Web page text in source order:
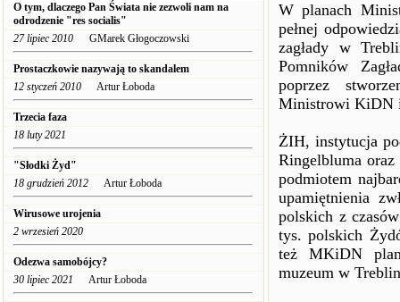
O tym, dlaczego Pan Świata nie zezwoli nam na
odrodzenie "res socialis"
27 lipiec 2010 GMarek Głogoczowski
Prostaczkowie nazywają to skandalem
12 styczeń 2010 Artur Łoboda
Trzecia faza
18 luty 2021
"Słodki Żyd"
18 grudzień 2012 Artur Łoboda
Wirusowe urojenia
2 wrzesień 2020
Odezwa samobójcy?
30 lipiec 2021 Artur Łoboda
W planach
pełnej
zagłady w
Pomników
poprzez
Ministrowi KiDN i
ŻIH, instytucja
Ringelbluma
podmiotem
upamiętnienia
polskich z
tys. polskich
też MKiDN
muzeum w